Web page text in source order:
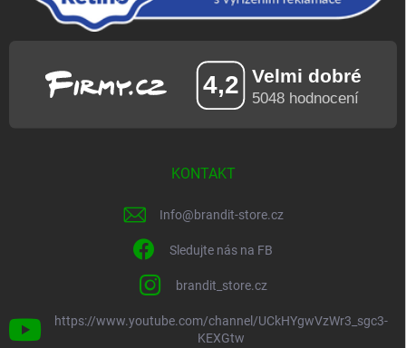
KONTAKT
Info@brandit-store.cz
Sledujte nás na FB
brandit_store.cz
https://www.youtube.com/channel/UCkHYgwVzWr3_sgc3-
KEXGtw